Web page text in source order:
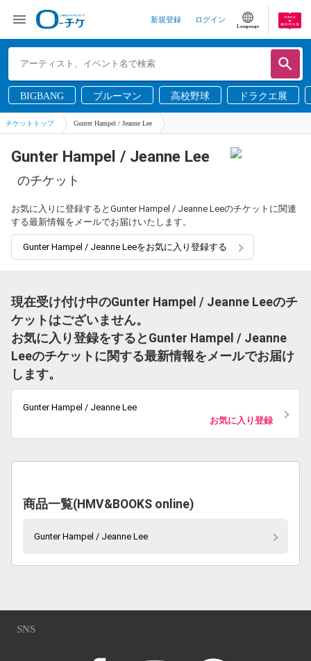
新規登録 ログイン
Language
BIGBANG ブルーマン 高校野球 ドラクエ展
チケットトップ Gunter Hampel / Jeanne Lee
Gunter Hampel / Jeanne Lee
のチケット
お気に入りに登録するとGunter Hampel / Jeanne Leeのチケットに関連
する最新情報をメールでお届けいたします。
Gunter Hampel / Jeanne Leeをお気に入り登録する
現在受け付け中のGunter Hampel / Jeanne Leeのチ
ケットはございません。
お気に入り登録をするとGunter Hampel / Jeanne
Leeのチケットに関する最新情報をメールでお届け
します。
Gunter Hampel / Jeanne Lee
お気に入り登録
商品一覧(HMV&BOOKS online)
Gunter Hampel / Jeanne Lee
SNS